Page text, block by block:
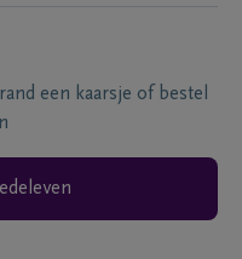
een kaarsje of bestel